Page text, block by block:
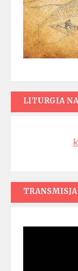
LITURGIA